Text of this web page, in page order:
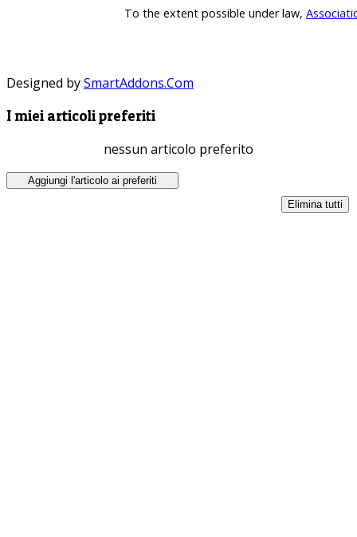
To the extent possible under law,
Designed bySmartAddons.Com
I miei articoli preferiti
nessun articolo preferito